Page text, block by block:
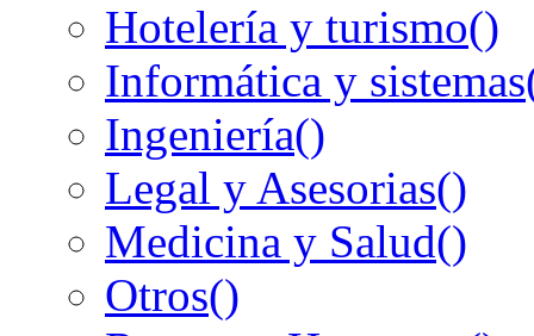
Hotelería y turismo()
Informática y sistemas
Ingeniería()
Legal y Asesorias()
Medicina y Salud()
Otros()